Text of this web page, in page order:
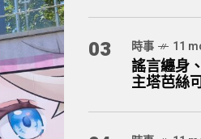
03 時事 11
謠言纏身
主塔芭絲